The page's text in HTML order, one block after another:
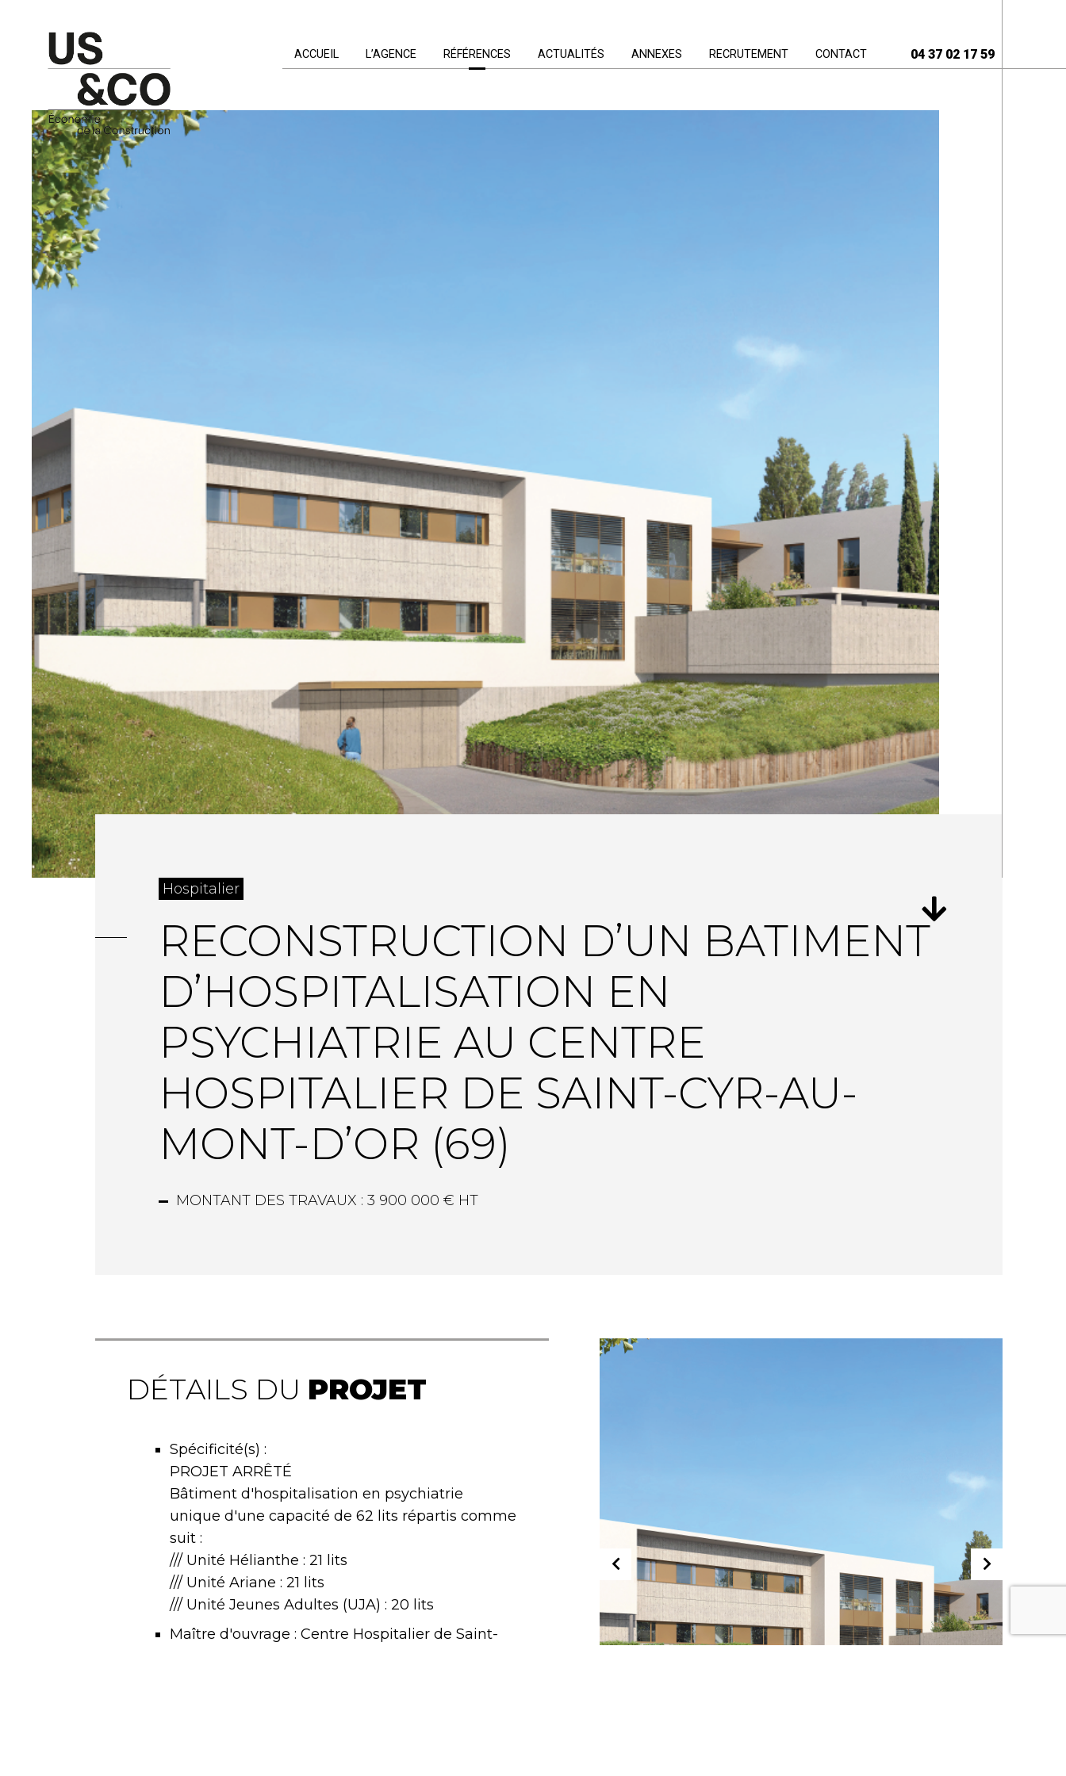
ACCUEIL L’AGENCE RÉFÉRENCES ACTUALITÉS ANNEXES RECRUTEMENT CONTACT 04 37 02 17 59
Hospitalier
RECONSTRUCTION D’UN BATIMENT
D’HOSPITALISATION EN
PSYCHIATRIE AU CENTRE
HOSPITALIER DE SAINT-CYR-AU-
MONT-D’OR (69)
MONTANT DES TRAVAUX : 3 900 000 € HT
DÉTAILS DU PROJET
Spécificité(s) :
PROJET ARRÊTÉ
Bâtiment d'hospitalisation en psychiatrie
unique d'une capacité de 62 lits répartis comme
suit :
/// Unité Hélianthe : 21 lits
/// Unité Ariane : 21 lits
/// Unité Jeunes Adultes (UJA) : 20 lits
Maître d'ouvrage : Centre Hospitalier de Saint-